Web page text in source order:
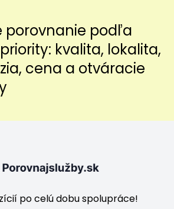
porovnanie podľa
kvalita, lokalita,
cena a otváracie
po celú dobu spolupráce!